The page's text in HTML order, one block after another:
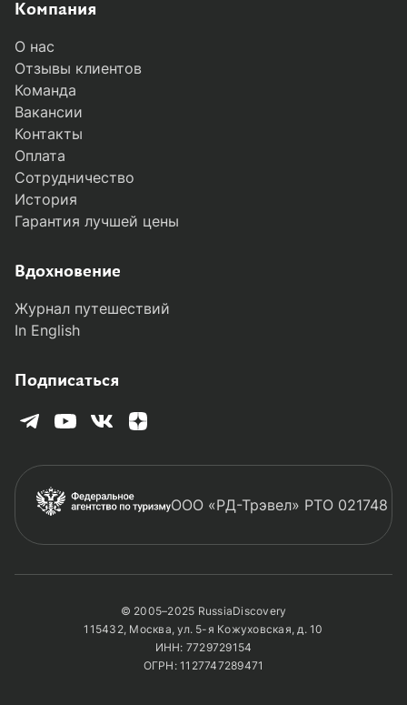
Компания
О нас
Отзывы клиентов
Команда
Вакансии
Контакты
Оплата
Сотрудничество
История
Гарантия лучшей цены
Вдохновение
Журнал путешествий
In English
Подписаться
ООО «РД-Трэвел» РТО 021748
© 2005–2025 RussiaDiscovery
115432, Москва, ул. 5-я Кожуховская, д. 10
ИНН: 7729729154
ОГРН: 1127747289471